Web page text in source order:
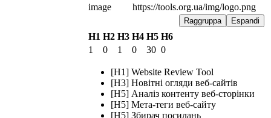
image
https://tools.org.ua/img/logo.png
Espandi
Raggruppa
H1 H2 H3 H4 H5 H6
1
0 1 0 30 0
[H1] Website Review Tool
[H3] Новітні огляди веб-сайтів
[H5] Аналіз контенту веб-сторінки
[H5] Мета-теги веб-сайту
[H5] Збирач посилань